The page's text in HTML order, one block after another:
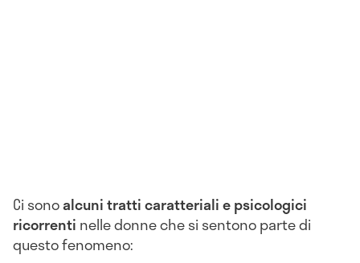
Ci sonoalcuni tratti caratteriali e psicologici
ricorrenti nelle donne che si sentono parte di
questo fenomeno: